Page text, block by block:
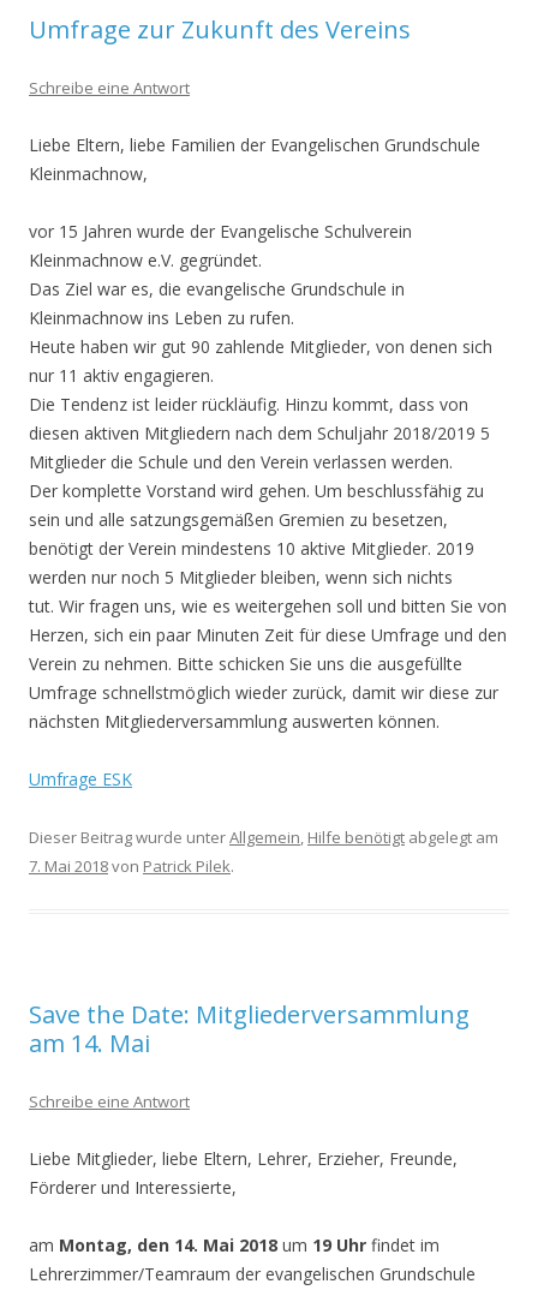
Umfrage zur Zukunft des Vereins
Schreibe eine Antwort
Liebe Eltern, liebe Familien der Evangelischen Grundschule
Kleinmachnow,
vor 15 Jahren wurde der Evangelische Schulverein
Kleinmachnow e.V. gegründet.
Das Ziel war es, die evangelische Grundschule in
Kleinmachnow ins Leben zu rufen.
Heute haben wir gut 90 zahlende Mitglieder, von denen sich
nur 11 aktiv engagieren.
Die Tendenz ist leider rückläufig. Hinzu kommt, dass von
diesen aktiven Mitgliedern nach dem Schuljahr 2018/2019 5
Mitglieder die Schule und den Verein verlassen werden.
Der komplette Vorstand wird gehen. Um beschlussfähig zu
sein und alle satzungsgemäßen Gremien zu besetzen,
benötigt der Verein mindestens 10 aktive Mitglieder. 2019
werden nur noch 5 Mitglieder bleiben, wenn sich nichts
tut. Wir fragen uns, wie es weitergehen soll und bitten Sie von
Herzen, sich ein paar Minuten Zeit für diese Umfrage und den
Verein zu nehmen. Bitte schicken Sie uns die ausgefüllte
Umfrage schnellstmöglich wieder zurück, damit wir diese zur
nächsten Mitgliederversammlung auswerten können.
Umfrage ESK
Dieser Beitrag wurde unterAllgemein, Hilfe benötigt abgelegt am
7. Mai 2018von Patrick Pilek.
Save the Date: Mitgliederversammlung
am 14. Mai
Schreibe eine Antwort
Liebe Mitglieder, liebe Eltern, Lehrer, Erzieher, Freunde,
Förderer und Interessierte,
am Montag, den 14. Mai 2018 um 19 Uhr findet im
Lehrerzimmer/Teamraum der evangelischen Grundschule